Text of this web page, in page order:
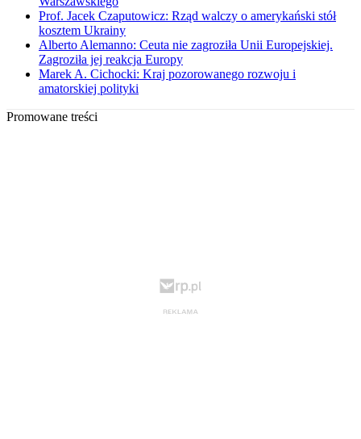
Prof. Jacek Czaputowicz: Rząd walczy o amerykański stół
kosztem Ukrainy
Alberto Alemanno: Ceuta nie zagroziła Unii Europejskiej.
Zagroziła jej reakcja Europy
Marek A. Cichocki: Kraj pozorowanego rozwoju i
amatorskiej polityki
Promowane treści